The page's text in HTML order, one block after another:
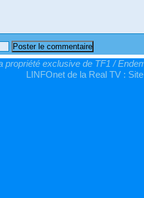
propriété exclusive de TF1 /
LINFOnet de la Real TV :